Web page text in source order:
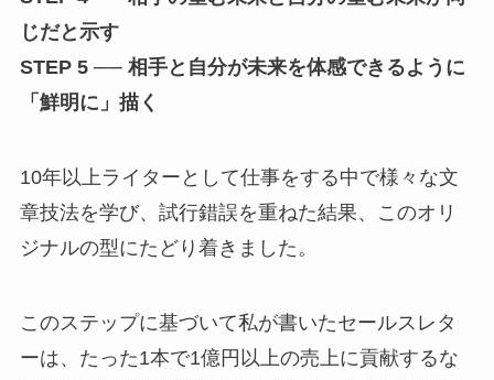
じだと示す
STEP 5 ── 相手と自分が未来を体感できるように
「鮮明に」描く
10年以上ライターとして仕事をする中で様々な文
章技法を学び、試行錯誤を重ねた結果、このオリ
ジナルの型にたどり着きました。
このステップに基づいて私が書いたセールスレタ
ーは、たった1本で1億円以上の売上に貢献するな